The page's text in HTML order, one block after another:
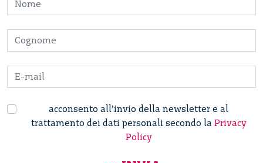
acconsento all’invio della newsletter e al
trattamento dei dati personali secondo la Privacy
Policy